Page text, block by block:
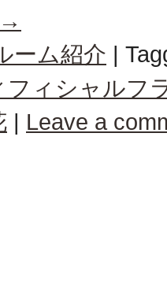
→
ーム紹介 |
フィシャルフ
| Leave a